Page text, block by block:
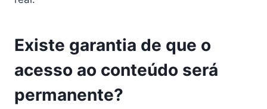
Existe garantia de que o
acesso ao conteúdo será
permanente?